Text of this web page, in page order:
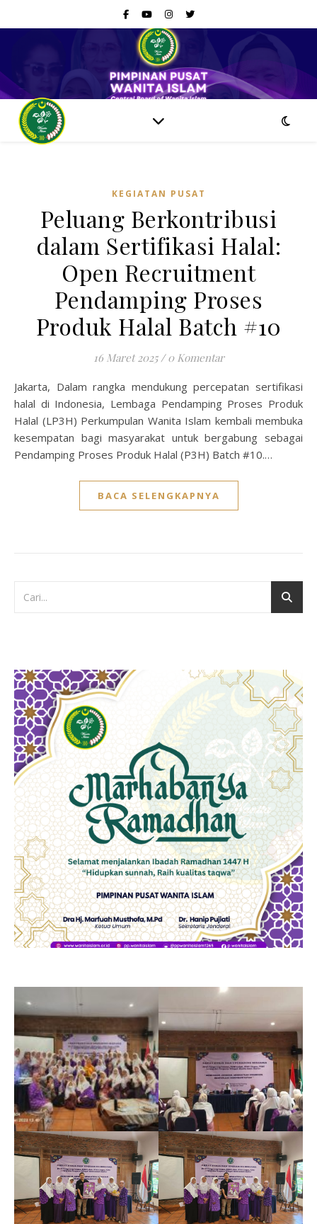
KEGIATAN PUSAT
Peluang Berkontribusi
dalam Sertifikasi Halal:
Open Recruitment
Pendamping Proses
Produk Halal Batch #10
16 Maret 2025 / 0 Komentar
Jakarta, Dalam rangka mendukung percepatan sertifikasi
halal di Indonesia, Lembaga Pendamping Proses Produk
Halal (LP3H) Perkumpulan Wanita Islam kembali membuka
kesempatan bagi masyarakat untuk bergabung sebagai
Pendamping Proses Produk Halal (P3H) Batch #10.…
BACA SELENGKAPNYA